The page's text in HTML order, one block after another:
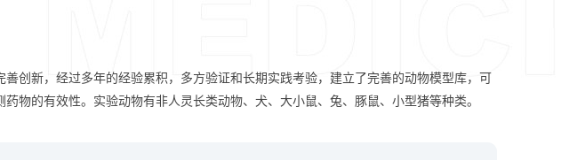
创新，经过多年的经验累积，多方验证和长期实践考验，建立了完善的动物模型库，可
物的有效性。实验动物有非人灵长类动物、犬、大小鼠、兔、豚鼠、小型猪等种类。